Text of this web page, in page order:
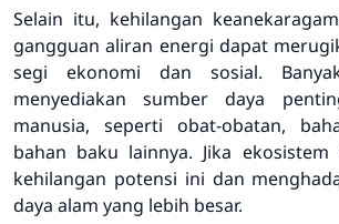
Selain itu, kehilangan
gangguan aliran energi dapat
segi ekonomi dan sosial.
menyediakan sumber daya
manusia, seperti obat-obatan,
bahan baku lainnya. Jika
kehilangan potensi ini dan
daya alam yang lebih besar.